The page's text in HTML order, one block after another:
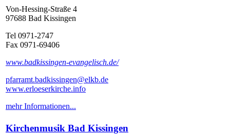
Von-Hessing-Straße 4
97688 Bad Kissingen
Tel 0971-2747
Fax 0971-69406
www.badkissingen-evangelisch.de/
pfarramt.badkissingen@elkb.de
www.erloeserkirche.info
mehr Informationen...
Kirchenmusik Bad Kissingen